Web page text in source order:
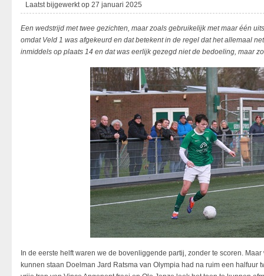
Laatst bijgewerkt op 27 januari 2025
Een wedstrijd met twee gezichten, maar zoals gebruikelijk met maar één
omdat Veld 1 was afgekeurd en dat betekent in de regel dat het allemaal
inmiddels op plaats 14 en dat was eerlijk gezegd niet de bedoeling, maar
In de eerste helft waren we de bovenliggende partij, zonder te scoren.
kunnen staan Doelman Jard Ratsma van Olympia had na ruim een halfuur